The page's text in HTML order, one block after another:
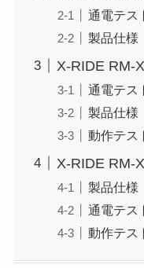
通電テス
製品仕様
X-RIDE RM-
通電テス
製品仕様
動作テス
X-RIDE RM-
製品仕様
通電テス
動作テス